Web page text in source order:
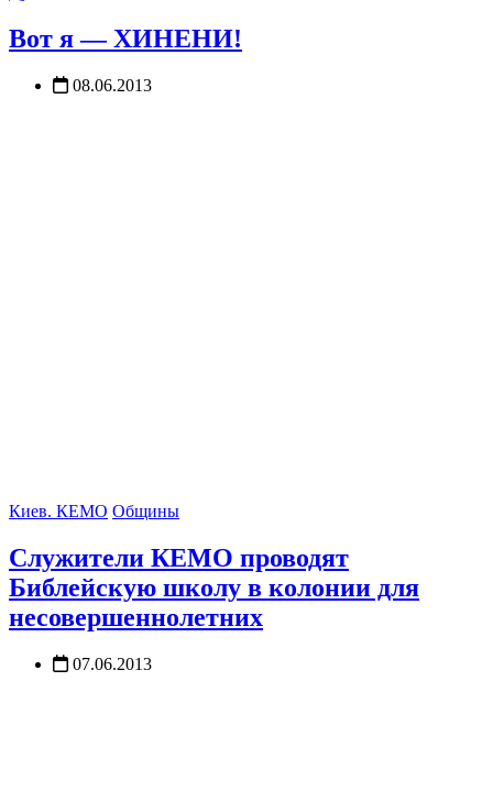
Вот я — ХИНЕНИ!
08.06.2013
Киев. КЕМО Общины
Служители КЕМО проводят
Библейскую школу в колонии для
несовершеннолетних
07.06.2013